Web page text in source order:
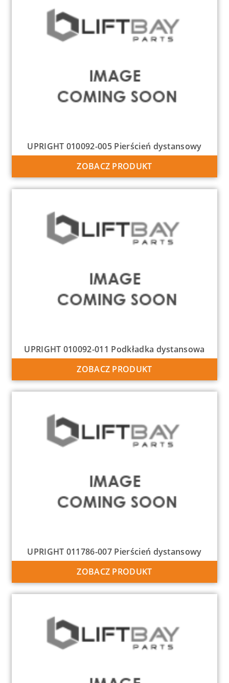
UPRIGHT 010092-005 Pierścień dystansowy
ZOBACZ PRODUKT
UPRIGHT 010092-011 Podkładka dystansowa
ZOBACZ PRODUKT
UPRIGHT 011786-007 Pierścień dystansowy
ZOBACZ PRODUKT